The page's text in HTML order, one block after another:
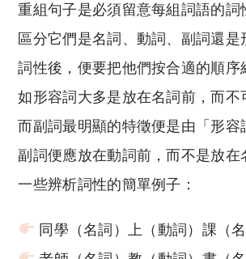
重組句子是必須留意每組詞語的詞
區分它們是名詞、動詞、副詞還是
詞性後，便要把他們按合適的順序
如形容詞大多是放在名詞前，而不
而副詞最明顯的特徵便是由「形容
副詞便應放在動詞前，而不是放在
一些辨析詞性的簡單例子：
同學（名詞）上（動詞）課（名